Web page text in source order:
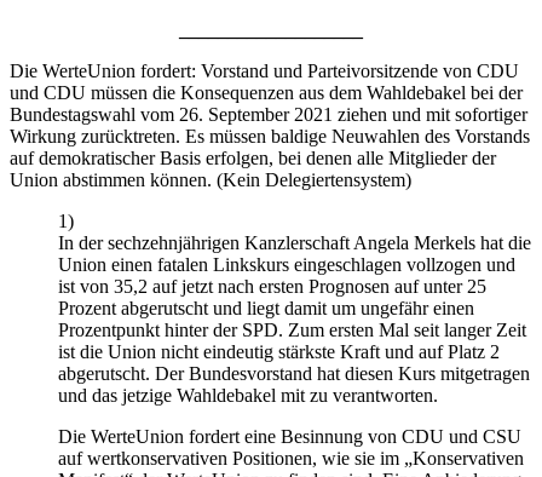
Die WerteUnion fordert: Vorstand und Parteivorsitzende von CDU
und CDU müssen die Konsequenzen aus dem Wahldebakel bei der
Bundestagswahl vom 26. September 2021 ziehen und mit sofortiger
Wirkung zurücktreten. Es müssen baldige Neuwahlen des Vorstands
auf demokratischer Basis erfolgen, bei denen alle Mitglieder der
Union abstimmen können. (Kein Delegiertensystem)
1)
In der sechzehnjährigen Kanzlerschaft Angela Merkels hat die
Union einen fatalen Linkskurs eingeschlagen vollzogen und
ist von 35,2 auf jetzt nach ersten Prognosen auf unter 25
Prozent abgerutscht und liegt damit um ungefähr einen
Prozentpunkt hinter der SPD. Zum ersten Mal seit langer Zeit
ist die Union nicht eindeutig stärkste Kraft und auf Platz 2
abgerutscht. Der Bundesvorstand hat diesen Kurs mitgetragen
und das jetzige Wahldebakel mit zu verantworten.
Die WerteUnion fordert eine Besinnung von CDU und CSU
auf wertkonservativen Positionen, wie sie im „Konservativen